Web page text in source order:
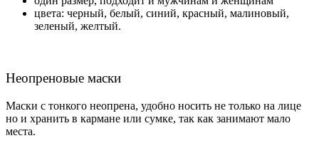
цвета: черный, белый, синий, красный, малиновый,
зеленый, желтый.
Неопреновые маски
Маски с тонкого неопрена, удобно носить не только на лице
но и хранить в кармане или сумке, так как занимают мало
места.